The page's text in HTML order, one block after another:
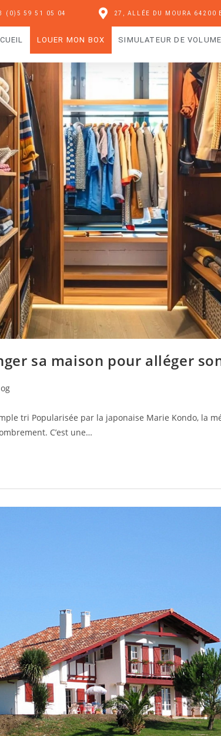
(0)5 59 51 05 04 27, ALLÉE DU MOURA 64200
LOUER MON BOX SIMULATEUR DE VOLUME
sa maison pour alléger
tri Popularisée par la japonaise Marie Kondo, la
C’est une…